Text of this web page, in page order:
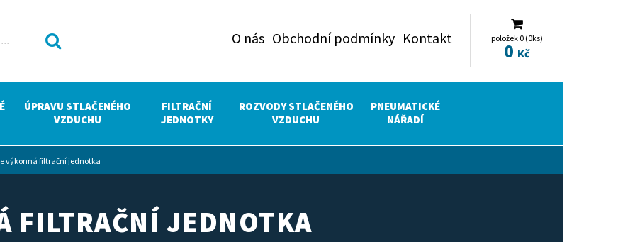
položek 0 (0ks)
0 Kč
O nás Obchodní podmínky Kontakt
ÚPRAVU STLAČENÉHO
VZDUCHU
FILTRAČNÍ
JEDNOTKY
ROZVODY STLAČENÉHO
VZDUCHU
PNEUMATICKÉ
NÁŘADÍ
výkonná filtrační jednotka
FILTRAČNÍ JEDNOTKA